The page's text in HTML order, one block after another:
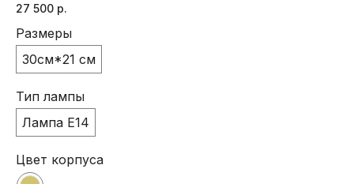
27 500 р.
Размеры
30см*21 см
Тип лампы
Лампа Е14
Цвет корпуса